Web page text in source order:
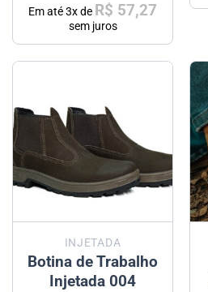
Em até3x de R$ 57,27
sem juros
INJETADA
Botina de Trabalho
Injetada 004